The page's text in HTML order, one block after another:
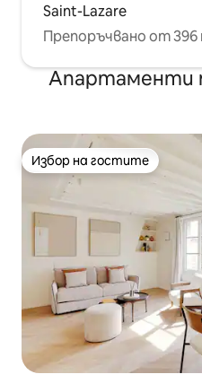
Saint-Lazare
Препоръчвано от
Апартаменти
Избор на гостите
Избор на гостите